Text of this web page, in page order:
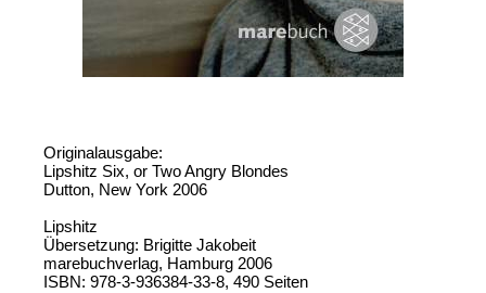
Originalausgabe:
Lipshitz Six, or Two Angry Blondes
Dutton, New York 2006
Lipshitz
Übersetzung: Brigitte Jakobeit
marebuchverlag, Hamburg 2006
ISBN: 978-3-936384-33-8, 490 Seiten